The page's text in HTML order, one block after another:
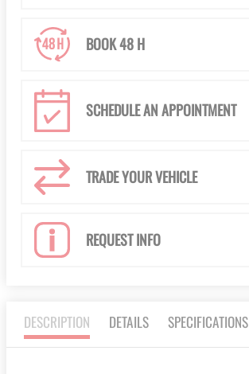
BOOK 48 H
SCHEDULE AN APPOINTMENT
TRADE YOUR VEHICLE
REQUEST INFO
DESCRIPTION DETAILS SPECIFICATIONS